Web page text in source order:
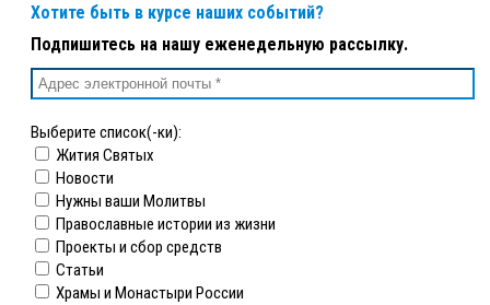
Хотите быть в курсе наших событий?
Подпишитесь на нашу еженедельную рассылку.
Выберите список(-ки):
Жития Святых
Новости
Нужны ваши Молитвы
Православные истории из жизни
Проекты и сбор средств
Статьи
Храмы и Монастыри России